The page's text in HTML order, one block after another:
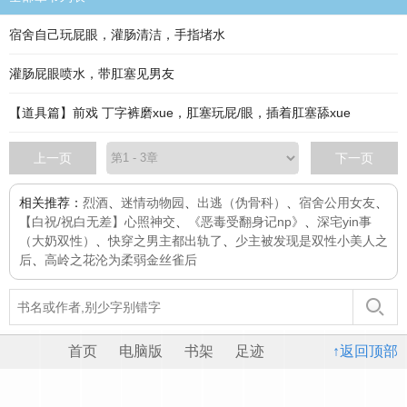
宿舍自己玩屁眼，灌肠清洁，手指堵水
灌肠屁眼喷水，带肛塞见男友
【道具篇】前戏 丁字裤磨xue，肛塞玩屁/眼，插着肛塞舔xue
上一页 下一页
相关推荐： 烈酒 迷情动物园 出逃（伪骨科） 宿舍公用女友
【白祝/祝白无差】心照神交
《恶毒受翻身记np》
深宅yin事
（大奶双性）
、快穿之男主都出轨了
少主被发现是双性小美人之
后
高岭之花沦为柔弱金丝雀后
↑返回顶部
首页 电脑版 书架 足迹